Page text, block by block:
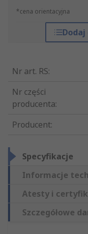
*cena orientacyjna
Dodaj
Nr art. RS:
Nr części
producenta:
Producent:
Specyfikacje
Informacje
Atesty i
Szczegółowe